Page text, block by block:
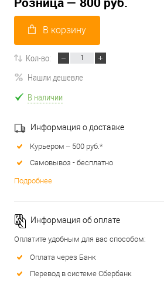
В корзину
Кол-во:
Нашли дешевле
В наличии
Информация о доставке
Курьером – 500 руб.*
Самовывоз - бесплатно
Подробнее
Информация об оплате
Оплатите удобным для вас способом:
Оплата через Банк
Перевод в системе Сбербанк